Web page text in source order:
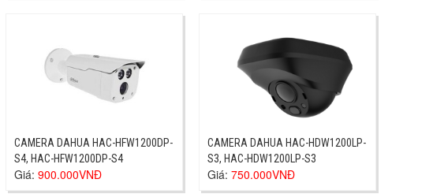
CAMERA DAHUA HAC-HFW1200DP-
S4, HAC-HFW1200DP-S4
Giá: 900.000VNĐ
CAMERA DAHUA HAC-HDW1200LP-
S3, HAC-HDW1200LP-S3
Giá: 750.000VNĐ